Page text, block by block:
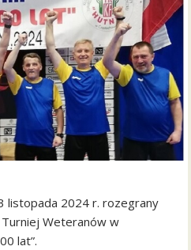
listopada 2024 r. rozegrany
Turniej Weteranów w
lat”.